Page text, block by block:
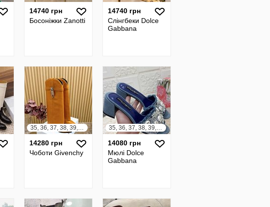
14740 грн
Босоніжки Zanotti
14740 грн
Слінгбеки Dolce
Gabbana
35, 36, 37, 38, 39, 40, 41, 42, 43
14280 грн
Чоботи Givenchy
35, 36, 37, 38, 39, 40, 41, 42
14080 грн
Мюлі Dolce
Gabbana